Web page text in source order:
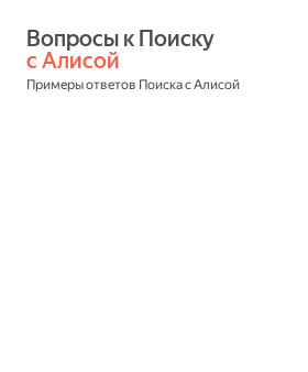
с Алисой
Примеры ответов Поиска с Алисой